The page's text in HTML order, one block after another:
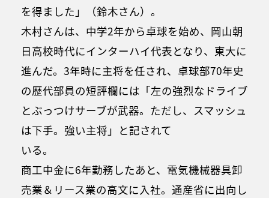
を得ました」（鈴木さん）。
木村さんは、中学2年から卓球を始め、岡山朝
日高校時代にインターハイ代表となり、東大に
進んだ。3年時に主将を任され、卓球部70年史
の歴代部員の短評欄には「左の強烈なドライブ
とぶっつけサーブが武器。ただし、スマッシュ
は下手。強い主将」と記されて
いる。
商工中金に6年勤務したあと、電気機械器具卸
売業＆リース業の高文に入社。通産省に出向し